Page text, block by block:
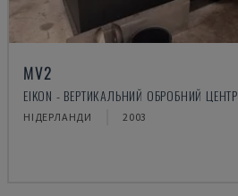
MV2
EIKON - ВЕРТИКАЛЬНИЙ ОБРОБНИЙ ЦЕНТР
НІДЕРЛАНДИ 2003